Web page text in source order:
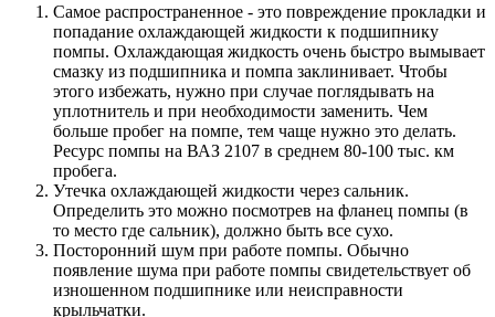
Самое распространенное - это повреждение прокладки и
попадание охлаждающей жидкости к подшипнику
помпы. Охлаждающая жидкость очень быстро вымывает
смазку из подшипника и помпа заклинивает. Чтобы
этого избежать, нужно при случае поглядывать на
уплотнитель и при необходимости заменить. Чем
больше пробег на помпе, тем чаще нужно это делать.
Ресурс помпы на ВАЗ 2107 в среднем 80-100 тыс. км
пробега.
Утечка охлаждающей жидкости через сальник.
Определить это можно посмотрев на фланец помпы (в
то место где сальник), должно быть все сухо.
Посторонний шум при работе помпы. Обычно
появление шума при работе помпы свидетельствует об
изношенном подшипнике или неисправности
крыльчатки.